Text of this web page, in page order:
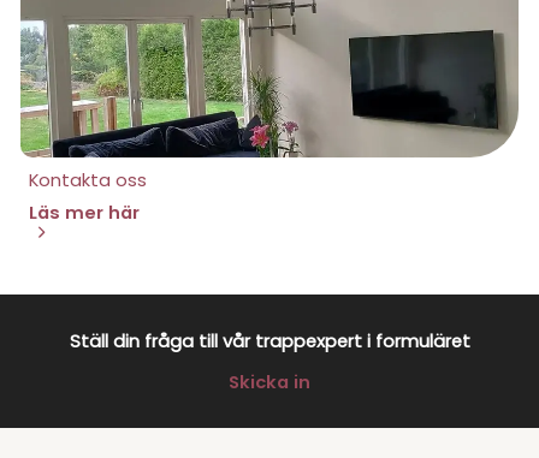
Kontakta oss
Läs mer här
Ställ din fråga till vår trappexpert i formuläret
Skicka in